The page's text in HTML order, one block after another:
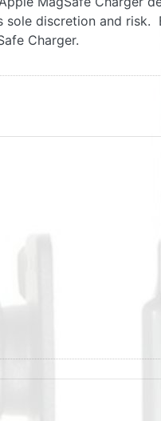
discretion and risk.
Charger.